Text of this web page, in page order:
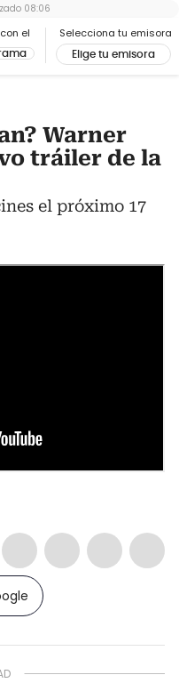
el Selecciona tu emisora
Elige tu emisora
08:06
Warner
tráiler de la
el próximo 17